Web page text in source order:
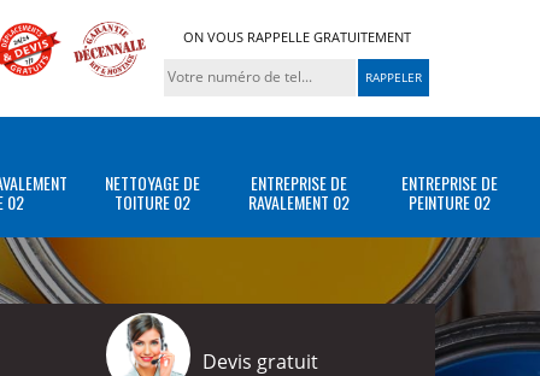
ON VOUS RAPPELLE GRATUITEMENT
02
NETTOYAGE DE
TOITURE 02
ENTREPRISE DE
RAVALEMENT 02
ENTREPRISE DE
PEINTURE 02
Devis gratuit